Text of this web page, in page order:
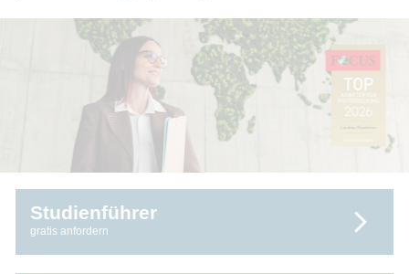
Studienführer
gratis anfordern